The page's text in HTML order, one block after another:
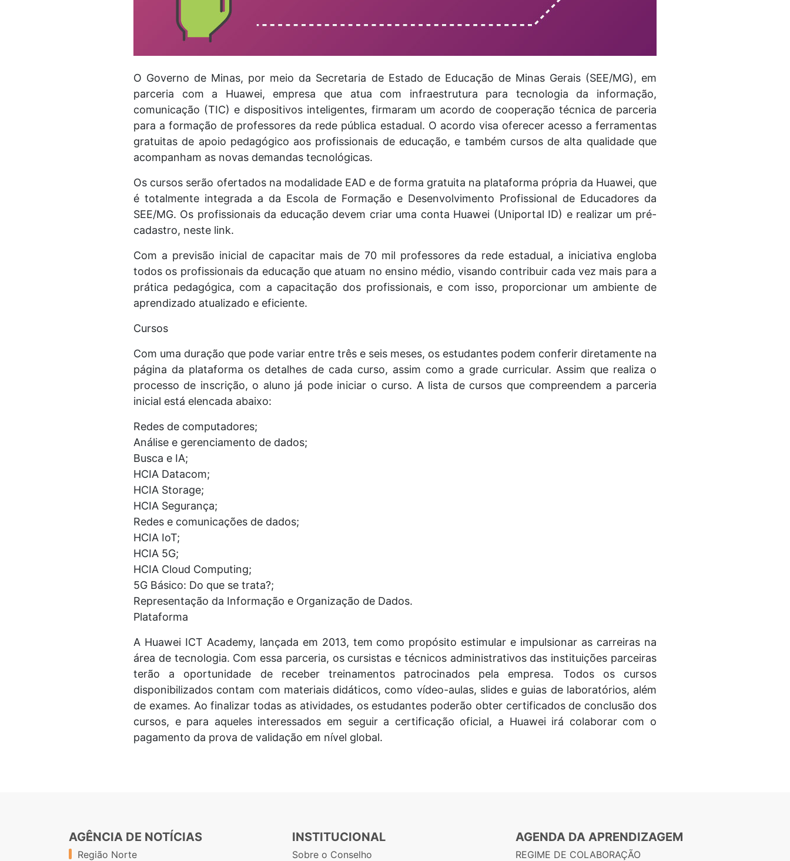
O Governo de Minas, por meio da Secretaria de Estado de Educação de Minas Gerais (SEE/MG), em
parceria com a Huawei, empresa que atua com infraestrutura para tecnologia da informação,
comunicação (TIC) e dispositivos inteligentes, firmaram um acordo de cooperação técnica de parceria
para a formação de professores da rede pública estadual. O acordo visa oferecer acesso a ferramentas
gratuitas de apoio pedagógico aos profissionais de educação, e também cursos de alta qualidade que
acompanham as novas demandas tecnológicas.
Os cursos serão ofertados na modalidade EAD e de forma gratuita na plataforma própria da Huawei, que
é totalmente integrada a da Escola de Formação e Desenvolvimento Profissional de Educadores da
SEE/MG. Os profissionais da educação devem criar uma conta Huawei (Uniportal ID) e realizar um pré-
cadastro, neste link.
Com a previsão inicial de capacitar mais de 70 mil professores da rede estadual, a iniciativa engloba
todos os profissionais da educação que atuam no ensino médio, visando contribuir cada vez mais para a
prática pedagógica, com a capacitação dos profissionais, e com isso, proporcionar um ambiente de
aprendizado atualizado e eficiente.
Cursos
Com uma duração que pode variar entre três e seis meses, os estudantes podem conferir diretamente na
página da plataforma os detalhes de cada curso, assim como a grade curricular. Assim que realiza o
processo de inscrição, o aluno já pode iniciar o curso. A lista de cursos que compreendem a parceria
inicial está elencada abaixo:
Redes de computadores;
Análise e gerenciamento de dados;
Busca e IA;
HCIA Datacom;
HCIA Storage;
HCIA Segurança;
Redes e comunicações de dados;
HCIA IoT;
HCIA 5G;
HCIA Cloud Computing;
5G Básico: Do que se trata?;
Representação da Informação e Organização de Dados.
Plataforma
A Huawei ICT Academy, lançada em 2013, tem como propósito estimular e impulsionar as carreiras na
área de tecnologia. Com essa parceria, os cursistas e técnicos administrativos das instituições parceiras
terão a oportunidade de receber treinamentos patrocinados pela empresa. Todos os cursos
disponibilizados contam com materiais didáticos, como vídeo-aulas, slides e guias de laboratórios, além
de exames. Ao finalizar todas as atividades, os estudantes poderão obter certificados de conclusão dos
cursos, e para aqueles interessados em seguir a certificação oficial, a Huawei irá colaborar com o
pagamento da prova de validação em nível global.
AGÊNCIA DE NOTÍCIAS
Região Norte
INSTITUCIONAL
Sobre o Conselho
AGENDA DA APRENDIZAGEM
REGIME DE COLABORAÇÃO